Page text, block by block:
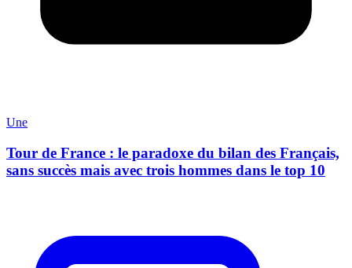
Une
Tour de France : le paradoxe du bilan des Français,
sans succès mais avec trois hommes dans le top 10